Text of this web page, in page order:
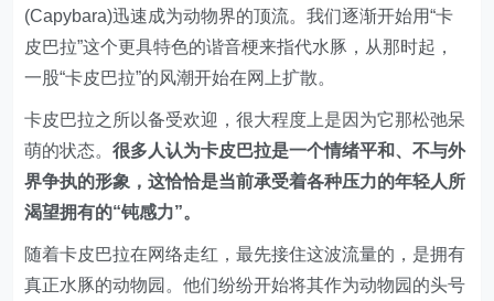
(Capybara)迅速成为动物界的顶流。我们逐渐开始用“卡
皮巴拉”这个更具特色的谐音梗来指代水豚，从那时起，
一股“卡皮巴拉”的风潮开始在网上扩散。
卡皮巴拉之所以备受欢迎，很大程度上是因为它那松弛呆
萌的状态。很多人认为卡皮巴拉是一个情绪平和、不与外
界争执的形象，这恰恰是当前承受着各种压力的年轻人所
渴望拥有的“钝感力”。
随着卡皮巴拉在网络走红，最先接住这波流量的，是拥有
真正水豚的动物园。他们纷纷开始将其作为动物园的头号